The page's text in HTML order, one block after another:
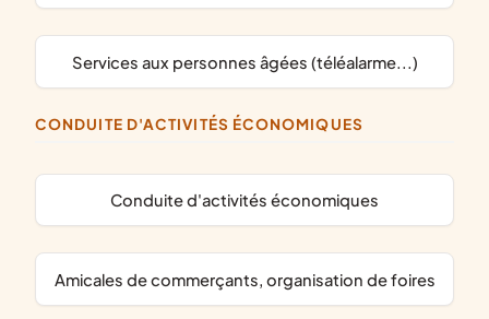
services aux personnes âgées (téléalarme...)
CONDUITE D'ACTIVITÉS ÉCONOMIQUES
conduite d'activités économiques
amicales de commerçants, organisation de foires